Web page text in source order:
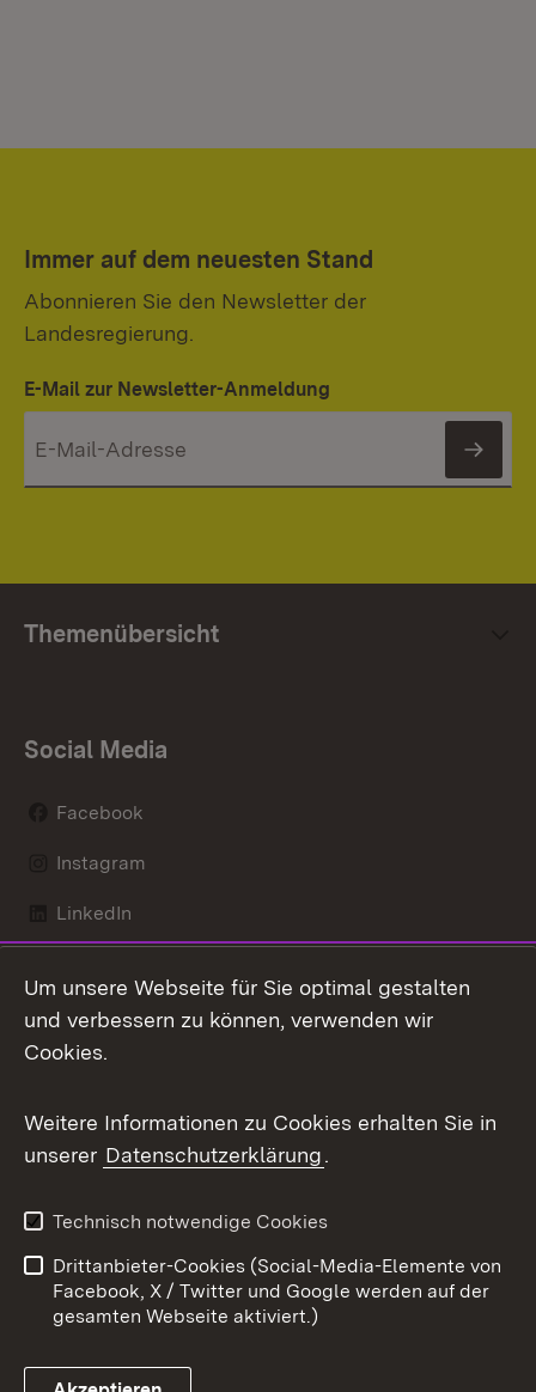
Immer auf dem neuesten Stand
Abonnieren Sie den Newsletter der
Landesregierung.
E-Mail zur Newsletter-Anmeldung
Themenübersicht
Social Media
Facebook
Instagram
LinkedIn
X / Twitter
Youtube
Kontakt
Datenschutz
Barrierefreiheit
Impressum
Cookies
Um unsere Webseite für Sie optimal gestalten
und verbessern zu können, verwenden wir
Cookies.
Weitere Informationen zu Cookies erhalten Sie in
unserer Datenschutzerklärung.
Technisch notwendige Cookies
Drittanbieter-Cookies (Social-Media-Elemente von
Facebook, X / Twitter und Google werden auf der
gesamten Webseite aktiviert.)